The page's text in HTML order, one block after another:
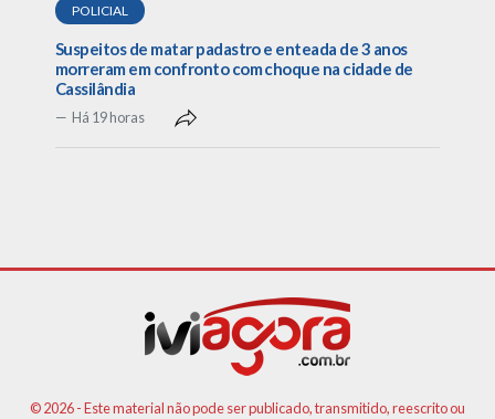
POLICIAL
Suspeitos de matar padastro e enteada de 3 anos
morreram em confronto com choque na cidade de
Cassilândia
Há 19 horas
© 2026 - Este material não pode ser publicado, transmitido, reescrito ou